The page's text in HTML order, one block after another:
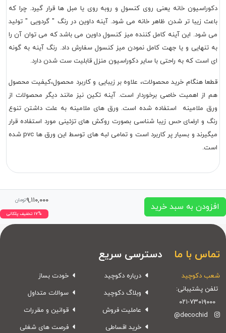
دکوراسیون خانه یعنی روی کنسول و روبه روی یا مبل ها قرار گیرد. چرا که
باعث زیبا تر شدن ظاهر خانه می شود. آینه داوین در رنگ " گردویی " تولید
می شود. این آینه کامل کننده میز کنسول داوین می باشد که می توان آن را
به تنهایی و یا جهت کامل نمودن میز کنسول سفارش داد. رنگ آینه به گونه
ای است که به راحتی با سایر دکوراسیون منزل قابلیت ست شدن دارد.
قطعا هنگام خرید محصولات، علاوه بر زیبایی و کاربرد محصول،کیفیت محصول
هم از اهمیت خاصی برخوردار است. آینه تکین نیز مانند دیگر محصولات از
ورق ملامینه استفاده شده است. ورق های ملامینه به علت داشتن تنوع
رنگ و ارضای حس زیبا شناسی بصورت روکش های تزئینی مورد استفاده قرار
میگیرند و بسیار پر کاربرد است و تمامی لبه های توسط این ورق ها pvc شده
است.
افزودن به سبد خرید
۹,۱۱۰,۰۰۰تومان
۱۷% تخفیف پلکانی
تماس با ما
شعب دکوچید
تلفن پشتیبانی:
۰۲۱-۷۳۰۱۹۰۰۰
@decochid
دسترسی سریع
درباره دکوچید
وبلاگ دکوچید
عاملیت فروش
خرید اقساطی
خودت بساز
سوالات متداول
قوانین و مقررات
فرصت های شغلی